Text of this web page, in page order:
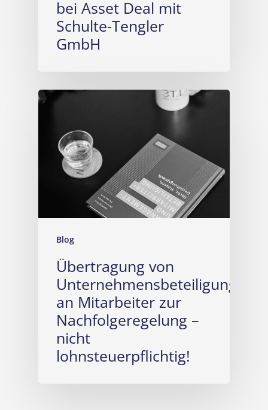
bei Asset Deal mit
Schulte-Tengler
GmbH
Blog
Übertragung von
Unternehmensbeteiligungen
an Mitarbeiter zur
Nachfolgeregelung –
nicht
lohnsteuerpflichtig!